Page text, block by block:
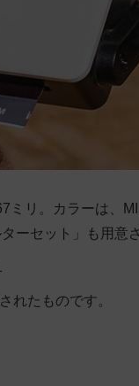
ミリ。カラーは、
ーセット」も用意
れたものです。